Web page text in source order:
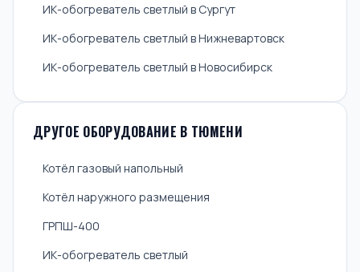
ИК-обогреватель светлый в Сургут
ИК-обогреватель светлый в Нижневартовск
ИК-обогреватель светлый в Новосибирск
ДРУГОЕ ОБОРУДОВАНИЕ В ТЮМЕНИ
Котёл газовый напольный
Котёл наружного размещения
ГРПШ-400
ИК-обогреватель светлый